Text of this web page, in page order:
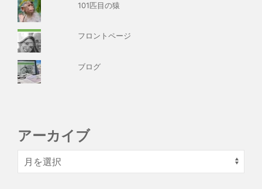
101匹目の猿
フロントページ
ブログ
アーカイブ